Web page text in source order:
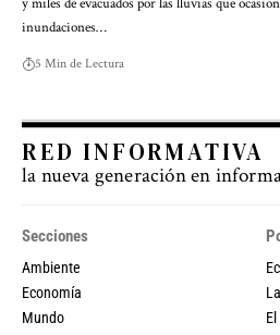
inundaciones…
5 Min de Lectura
RED INFORMATIVA
la nueva generación en
Secciones
Ambiente
Economía
Mundo